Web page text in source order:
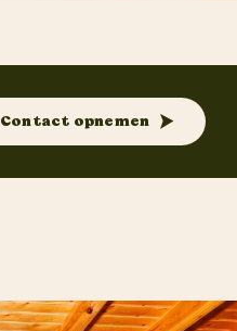
Contact opnemen